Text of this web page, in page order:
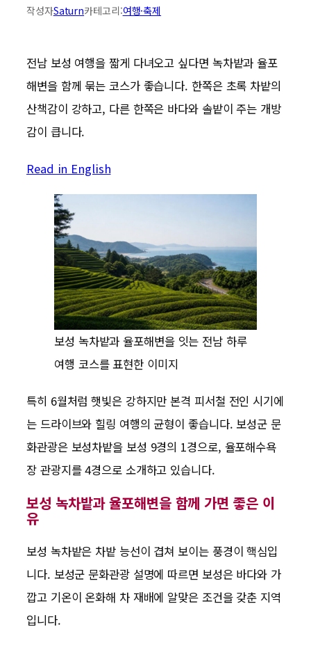
작성자Saturn카테고리:여행·축제
전남 보성 여행을 짧게 다녀오고 싶다면 녹차밭과 율포
해변을 함께 묶는 코스가 좋습니다. 한쪽은 초록 차밭의
산책감이 강하고, 다른 한쪽은 바다와 솔밭이 주는 개방
감이 큽니다.
Read in English
보성 녹차밭과 율포해변을 잇는 전남 하루
여행 코스를 표현한 이미지
특히 6월처럼 햇빛은 강하지만 본격 피서철 전인 시기에
는 드라이브와 힐링 여행의 균형이 좋습니다. 보성군 문
화관광은 보성차밭을 보성 9경의 1경으로, 율포해수욕
장 관광지를 4경으로 소개하고 있습니다.
보성 녹차밭과 율포해변을 함께 가면 좋은 이
유
보성 녹차밭은 차밭 능선이 겹쳐 보이는 풍경이 핵심입
니다. 보성군 문화관광 설명에 따르면 보성은 바다와 가
깝고 기온이 온화해 차 재배에 알맞은 조건을 갖춘 지역
입니다.